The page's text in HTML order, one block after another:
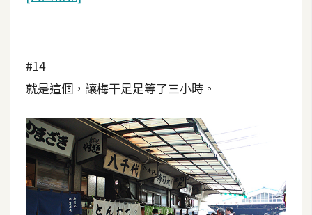
#14
就是這個，讓梅干足足等了三小時。